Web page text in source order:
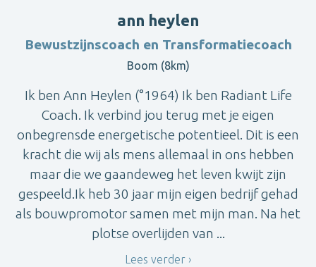
ann heylen
Bewustzijnscoach en Transformatiecoach
Boom (8km)
Ik ben Ann Heylen (°1964) Ik ben Radiant Life
Coach. Ik verbind jou terug met je eigen
onbegrensde energetische potentieel. Dit is een
kracht die wij als mens allemaal in ons hebben
maar die we gaandeweg het leven kwijt zijn
gespeeld.Ik heb 30 jaar mijn eigen bedrijf gehad
als bouwpromotor samen met mijn man. Na het
plotse overlijden van ...
Lees verder